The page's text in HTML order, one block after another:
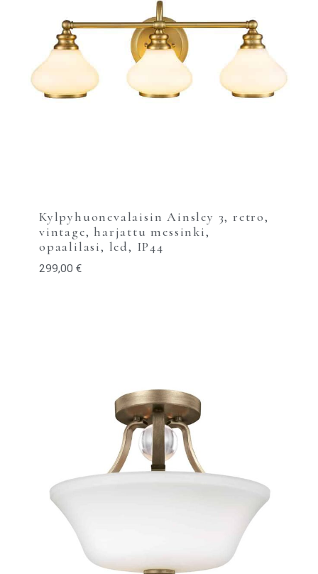
Kylpyhuonevalaisin Ainsley 3, retro,
vintage, harjattu messinki,
opaalilasi, led, IP44
299,00 €